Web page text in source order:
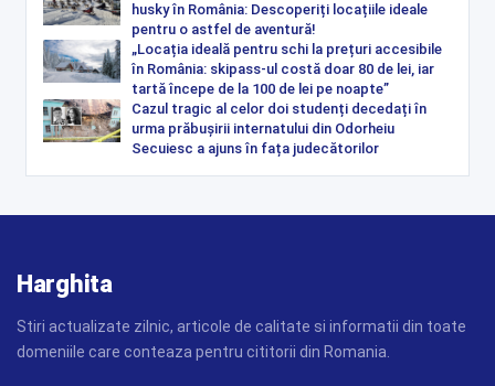
husky în România: Descoperiți locațiile ideale
pentru o astfel de aventură!
„Locația ideală pentru schi la prețuri accesibile
în România: skipass-ul costă doar 80 de lei, iar
tartă începe de la 100 de lei pe noapte”
Cazul tragic al celor doi studenți decedați în
urma prăbușirii internatului din Odorheiu
Secuiesc a ajuns în fața judecătorilor
Harghita
Stiri actualizate zilnic, articole de calitate si informatii din toate
domeniile care conteaza pentru cititorii din Romania.